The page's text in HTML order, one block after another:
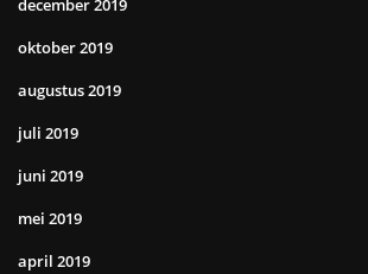
december 2019
oktober 2019
augustus 2019
juli 2019
juni 2019
mei 2019
april 2019